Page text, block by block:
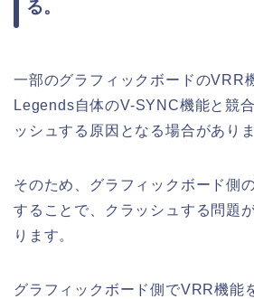
る。
一部のグラフィックボードのVRR
Legends自体のV-SYNC機能と競
ッシュする原因となる場合がありま
そのため、グラフィックボード側
することで、クラッシュする問題
ります。
グラフィックボード側でVRR機能